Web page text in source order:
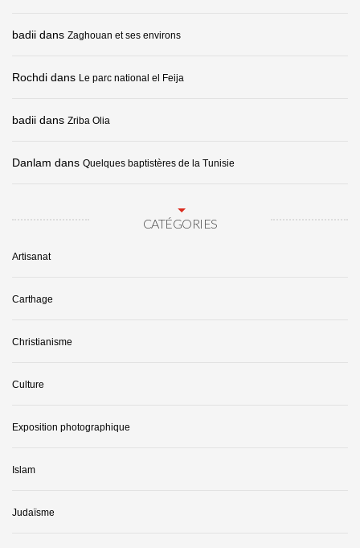
badii dans Zaghouan et ses environs
Rochdi dans Le parc national el Feija
badii dans Zriba Olia
Danlam dans Quelques baptistères de la Tunisie
CATÉGORIES
Artisanat
Carthage
Christianisme
Culture
Exposition photographique
Islam
Judaïsme